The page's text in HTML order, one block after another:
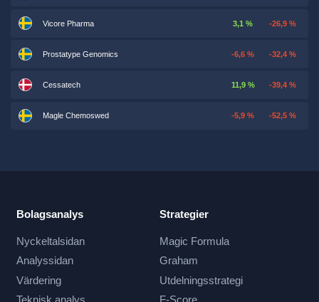
Vicore Pharma 3,1 % -26,9 %
Prostatype Genomics -6,6 % -32,4 %
Cessatech 11,9 % -39,4 %
Magle Chemoswed -5,9 % -52,5 %
Bolagsanalys
Nyckeltalsidan
Analyssidan
Värdering
Teknisk analys
Strategier
Magic Formula
Graham
Utdelningsstrategi
F-Score